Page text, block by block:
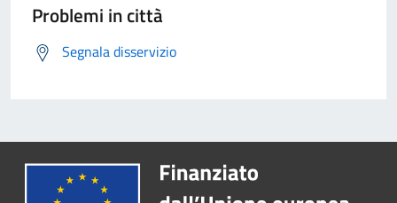
Problemi in città
Segnala disservizio